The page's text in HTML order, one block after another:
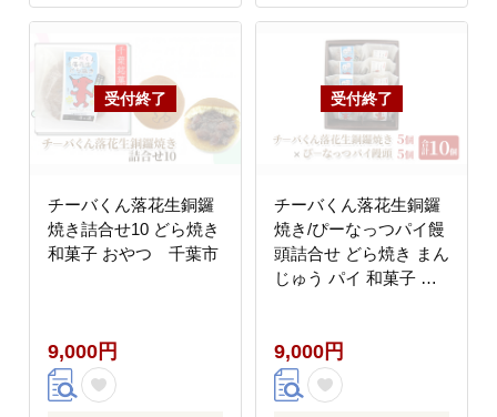
チーバくん落花生銅鑼
焼き詰合せ10 どら焼き
和菓子 おやつ 千葉市
9,000円
チーバくん落花生銅鑼
焼き/ぴーなっつパイ饅
頭詰合せ どら焼き まん
じゅう パイ 和菓子 お
9,000円